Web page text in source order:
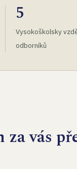
5
Vysokoškolsky
odborníků
vás